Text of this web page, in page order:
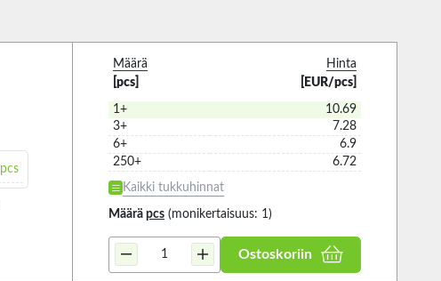
pcs
Määrä
[pcs]
Hinta
[EUR/pcs]
1+
10.69
3+
7.28
6+
6.9
250+
6.72
Kaikki tukkuhinnat
Määrä pcs (monikertaisuus: 1)
Ostoskoriin